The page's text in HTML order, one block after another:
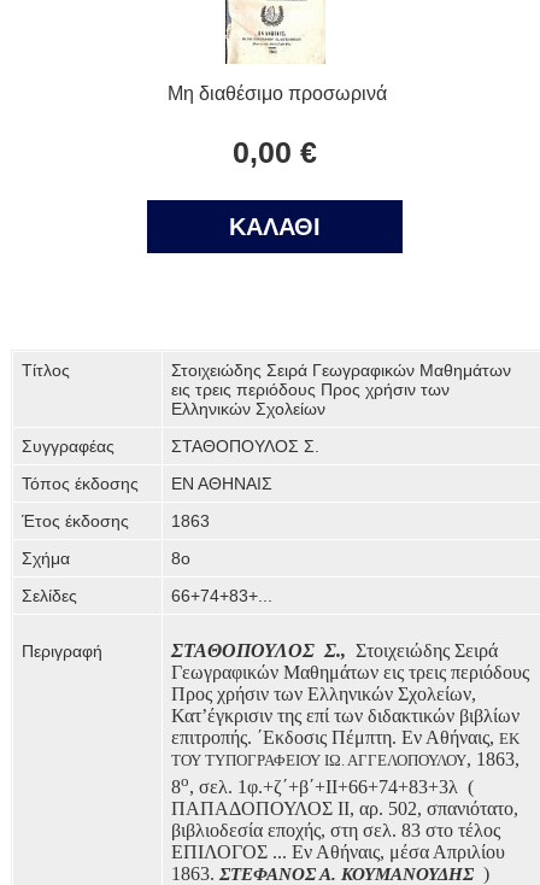
Μη διαθέσιμο προσωρινά
0,00 €
ΚΑΛΑΘΙ
Τίτλος
Στοιχειώδης Σειρά Γεωγραφικών Μαθημάτων
εις τρεις περιόδους Προς χρήσιν των
Ελληνικών Σχολείων
Συγγραφέας
ΣΤΑΘΟΠΟΥΛΟΣ Σ.
Τόπος έκδοσης
ΕΝ ΑΘΗΝΑΙΣ
Έτος έκδοσης
1863
Σχήμα
8ο
Σελίδες
66+74+83+...
Περιγραφή ΣΤΑΘΟΠΟΥΛΟΣ Σ., Στοιχειώδης Σειρά
Γεωγραφικών Μαθημάτων εις τρεις περιόδους
Προς χρήσιν των Ελληνικών Σχολείων,
Κατ’έγκρισιν της επί των διδακτικών βιβλίων
επιτροπής. ΄Εκδοσις Πέμπτη. Εν Αθήναις, ΕΚ
ΤΟΥ ΤΥΠΟΓΡΑΦΕΙΟΥ ΙΩ. ΑΓΓΕΛΟΠΟΥΛΟΥ, 1863,
8ο, σελ. 1φ.+ζ΄+β΄+ΙΙ+66+74+83+3λ (
ΠΑΠΑΔΟΠΟΥΛΟΣ ΙΙ, αρ. 502, σπανιότατο,
βιβλιοδεσία εποχής, στη σελ. 83 στο τέλος
ΕΠΙΛΟΓΟΣ ... Εν Αθήναις, μέσα Απριλίου
1863. ΣΤΕΦΑΝΟΣ Α. ΚΟΥΜΑΝΟΥΔΗΣ )